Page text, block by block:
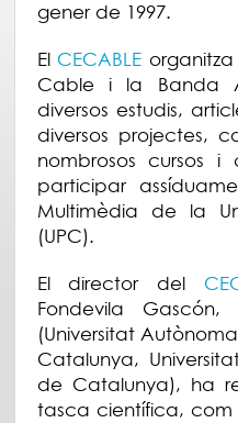
gener de 1997.
El CECABLE
Cable i la Banda
diversos estudis,
diversos projectes,
nombrosos cursos
participar
Multimèdia de la
(UPC).
El director del
Fondevila Gascón,
(Universitat
Catalunya,
de Catalunya), ha
tasca científica, com